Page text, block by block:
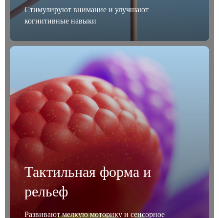
Стимулируют внимание и улучшают
когнитивные навыки
Тактильная форма и
рельеф
Развивают мелкую моторику и сенсорное